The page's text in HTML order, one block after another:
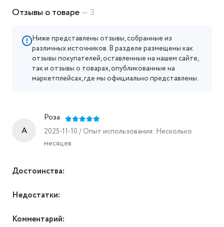
Отзывы о товаре— 3
Ниже представлены отзывы, собранные из
различных источников. В разделе размещены как
отзывы покупателей, оставленные на нашем сайте,
так и отзывы о товарах, опубликованные на
маркетплейсах, где мы официально представлены.
A
Роза
2025-11-10 / Опыт использования: Несколько
месяцев
Достоинства:
Недостатки:
Комментарий: